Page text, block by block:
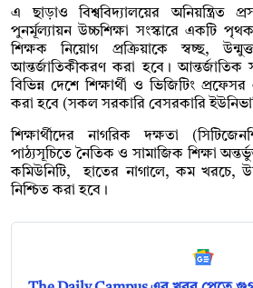
এ ছাড়াও বিশ্ববিদ্যালয়ের অনিয়ন্ত্রিত
পুনর্মূল্যায়ন উচ্চশিক্ষা সংস্কারে একটি
শিক্ষক নিয়োগ প্রক্রিয়াকে স্বচ্ছ,
আন্তর্জাতিকীকরণ করা হবে। আন্তর্জাতিক
বিভিন্ন দেশে শিক্ষার্থী ও ভিজিটিং প্রফেসর
করা হবে (সকল সরকারি বেসরকারি
শিক্ষার্থীদের নাগরিক দক্ষতা
পাঠ্যসূচিতে নৈতিক ও সামাজিক শিক্ষা
কমিউনিটি, হাতের নাগালে, কম খরচে,
নিশ্চিত করা হবে।